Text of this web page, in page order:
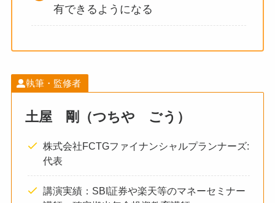
有できるようになる
執筆・監修者
土屋 剛（つちや ごう）
株式会社FCTGファイナンシャルプランナーズ:
代表
講演実績：SBI証券や楽天等のマネーセミナー